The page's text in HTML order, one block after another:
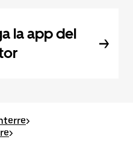
la app del
>
>